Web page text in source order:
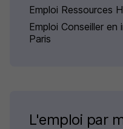
Emploi Ressources
Emploi Conseiller
Paris
L'emploi par